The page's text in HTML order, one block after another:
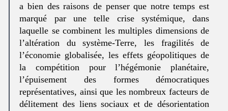
a bien des raisons de penser que notre temps est
marqué par une telle crise systémique, dans
laquelle se combinent les multiples dimensions de
l’altération du système-Terre, les fragilités de
l’économie globalisée, les effets géopolitiques de
la compétition pour l’hégémonie planétaire,
l’épuisement des formes démocratiques
représentatives, ainsi que les nombreux facteurs de
délitement des liens sociaux et de désorientation